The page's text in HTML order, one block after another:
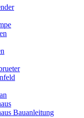
Bauanleitung